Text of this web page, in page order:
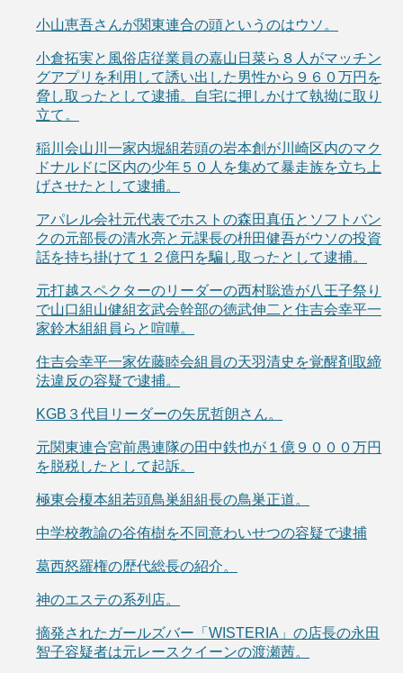
小山恵吾さんが関東連合の頭というのはウソ。
小倉拓実と風俗店従業員の嘉山日菜ら８人がマッチン
グアプリを利用して誘い出した男性から９６０万円を
脅し取ったとして逮捕。自宅に押しかけて執拗に取り
立て。
稲川会山川一家内堀組若頭の岩本創が川崎区内のマク
ドナルドに区内の少年５０人を集めて暴走族を立ち上
げさせたとして逮捕。
アパレル会社元代表でホストの森田真伍とソフトバン
クの元部長の清水亮と元課長の枡田健吾がウソの投資
話を持ち掛けて１２億円を騙し取ったとして逮捕。
元打越スペクターのリーダーの西村聡造が八王子祭り
で山口組山健組玄武会幹部の徳武伸二と住吉会幸平一
家鈴木組組員らと喧嘩。
住吉会幸平一家佐藤睦会組員の天羽清史を覚醒剤取締
法違反の容疑で逮捕。
KGB３代目リーダーの矢尻哲朗さん。
元関東連合宮前愚連隊の田中鉄也が１億９０００万円
を脱税したとして起訴。
極東会榎本組若頭鳥巣組組長の鳥巣正道。
中学校教諭の谷侑樹を不同意わいせつの容疑で逮捕
葛西怒羅権の歴代総長の紹介。
神のエステの系列店。
摘発されたガールズバー「WISTERIA」の店長の永田
智子容疑者は元レースクイーンの渡瀬茜。